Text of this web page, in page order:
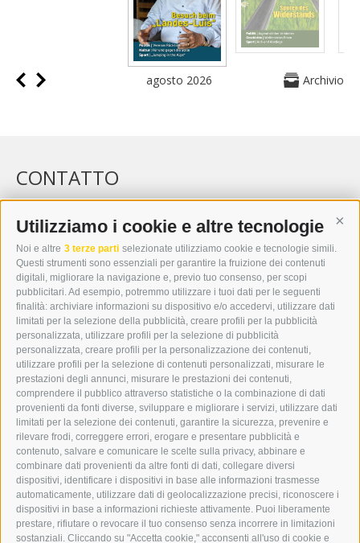
Utilizziamo i cookie e altre tecnologie
Noi e altre 3 terze parti selezionate utilizziamo cookie e tecnologie simili.
Questi strumenti sono essenziali per garantire la fruizione dei contenuti
digitali, migliorare la navigazione e, previo tuo consenso, per scopi
pubblicitari. Ad esempio, potremmo utilizzare i tuoi dati per le seguenti
finalità: archiviare informazioni su dispositivo e/o accedervi, utilizzare dati
limitati per la selezione della pubblicità, creare profili per la pubblicità
personalizzata, utilizzare profili per la selezione di pubblicità
personalizzata, creare profili per la personalizzazione dei contenuti,
utilizzare profili per la selezione di contenuti personalizzati, misurare le
prestazioni degli annunci, misurare le prestazioni dei contenuti,
comprendere il pubblico attraverso statistiche o la combinazione di dati
provenienti da fonti diverse, sviluppare e migliorare i servizi, utilizzare dati
limitati per la selezione dei contenuti, garantire la sicurezza, prevenire e
rilevare frodi, correggere errori, erogare e presentare pubblicità e
contenuto, salvare e comunicare le scelte sulla privacy, abbinare e
combinare dati provenienti da altre fonti di dati, collegare diversi
dispositivi, identificare i dispositivi in base alle informazioni trasmesse
automaticamente, utilizzare dati di geolocalizzazione precisi, riconoscere i
dispositivi in base a informazioni richieste attivamente. Puoi liberamente
prestare, rifiutare o revocare il tuo consenso senza incorrere in limitazioni
sostanziali. Cliccando su "Accetta cookie," acconsenti all'uso di cookie e
agosto 2026 Archivio
CONTATTO
WIPP-MEDIA GMBH
DER ERKER
I-39049 VIPITENO
TEL.: +39 0472 766876
GRAFIK@DERERKER.IT
INFO@DERERKER.IT
BARBARA.FONTANA@DERERKER.IT
ERKER
PUBBLICITÀ NELL’ERKER
PUBBLICITÀ ONLINE
ADDEBITO DIRETTO SEPA
REGOLAMENTO COMMENTI
ONLINE VOTING
SERVICE
EVENTI